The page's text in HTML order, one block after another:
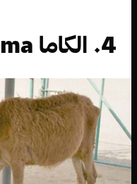
4. الكاما Cama: